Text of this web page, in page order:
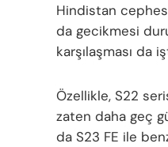
Hindistan
da gecikmesi
karşılaşması da
Özellikle, S22
zaten daha geç
da S23 FE ile